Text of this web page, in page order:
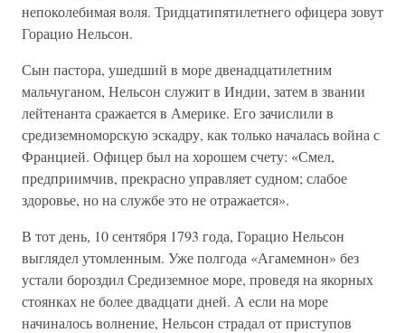
непоколебимая воля. Тридцатипятилетнего офицера зовут
Горацио Нельсон.
Сын пастора, ушедший в море двенадцатилетним
мальчуганом, Нельсон служит в Индии, затем в звании
лейтенанта сражается в Америке. Его зачислили в
средиземноморскую эскадру, как только началась война с
Францией. Офицер был на хорошем счету: «Смел,
предприимчив, прекрасно управляет судном; слабое
здоровье, но на службе это не отражается».
В тот день, 10 сентября 1793 года, Горацио Нельсон
выглядел утомленным. Уже полгода «Агамемнон» без
устали бороздил Средиземное море, проведя на якорных
стоянках не более двадцати дней. А если на море
начиналось волнение, Нельсон страдал от приступов